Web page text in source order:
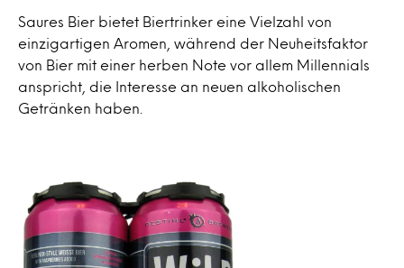
Saures Bier bietet Biertrinker eine Vielzahl von
einzigartigen Aromen, während der Neuheitsfaktor
von Bier mit einer herben Note vor allem Millennials
anspricht, die Interesse an neuen alkoholischen
Getränken haben.